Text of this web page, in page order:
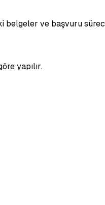
belgeler ve başvuru
yapılır.